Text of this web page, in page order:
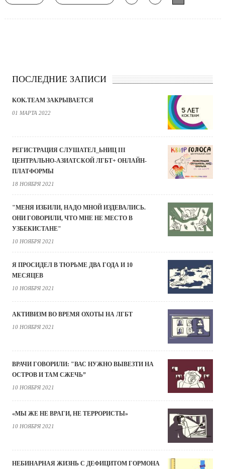
ПОСЛЕДНИЕ ЗАПИСИ
KOK.TEAM ЗАКРЫВАЕТСЯ
01 МАРТА 2022
РЕГИСТРАЦИЯ СЛУШАТЕЛ_ЬНИЦ III
ЦЕНТРАЛЬНО-АЗИАТСКОЙ ЛГБТ+ ОНЛАЙН-
ПЛАТФОРМЫ
18 НОЯБРЯ 2021
"МЕНЯ ИЗБИЛИ, НАДО МНОЙ ИЗДЕВАЛИСЬ.
ОНИ ГОВОРИЛИ, ЧТО МНЕ НЕ МЕСТО В
УЗБЕКИСТАНЕ"
10 НОЯБРЯ 2021
Я ПРОСИДЕЛ В ТЮРЬМЕ ДВА ГОДА И 10
МЕСЯЦЕВ
10 НОЯБРЯ 2021
АКТИВИЗМ ВО ВРЕМЯ ОХОТЫ НА ЛГБТ
10 НОЯБРЯ 2021
ВРАЧИ ГОВОРИЛИ: "ВАС НУЖНО ВЫВЕЗТИ НА
ОСТРОВ И ТАМ СЖЕЧЬ”
10 НОЯБРЯ 2021
«МЫ ЖЕ НЕ ВРАГИ, НЕ ТЕРРОРИСТЫ»
10 НОЯБРЯ 2021
НЕБИНАРНАЯ ЖИЗНЬ С ДЕФИЦИТОМ ГОРМОНА